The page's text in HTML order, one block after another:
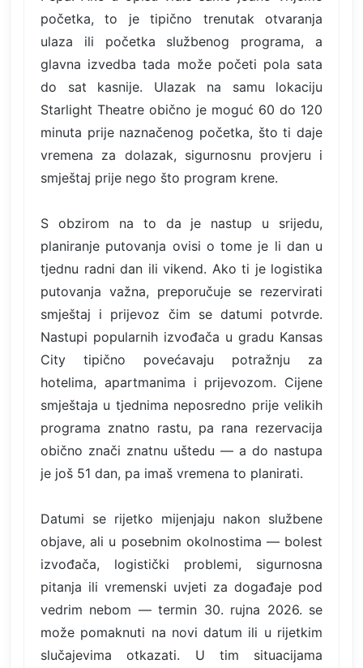
početka, to je tipično trenutak otvaranja
ulaza ili početka službenog programa, a
glavna izvedba tada može početi pola sata
do sat kasnije. Ulazak na samu lokaciju
Starlight Theatre obično je moguć 60 do 120
minuta prije naznačenog početka, što ti daje
vremena za dolazak, sigurnosnu provjeru i
smještaj prije nego što program krene.
S obzirom na to da je nastup u srijedu,
planiranje putovanja ovisi o tome je li dan u
tjednu radni dan ili vikend. Ako ti je logistika
putovanja važna, preporučuje se rezervirati
smještaj i prijevoz čim se datumi potvrde.
Nastupi popularnih izvođača u gradu Kansas
City tipično povećavaju potražnju za
hotelima, apartmanima i prijevozom. Cijene
smještaja u tjednima neposredno prije velikih
programa znatno rastu, pa rana rezervacija
obično znači znatnu uštedu — a do nastupa
je još 51 dan, pa imaš vremena to planirati.
Datumi se rijetko mijenjaju nakon službene
objave, ali u posebnim okolnostima — bolest
izvođača, logistički problemi, sigurnosna
pitanja ili vremenski uvjeti za događaje pod
vedrim nebom — termin 30. rujna 2026. se
može pomaknuti na novi datum ili u rijetkim
slučajevima otkazati. U tim situacijama